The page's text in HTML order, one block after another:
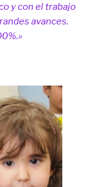
y con el trabajo
avances.